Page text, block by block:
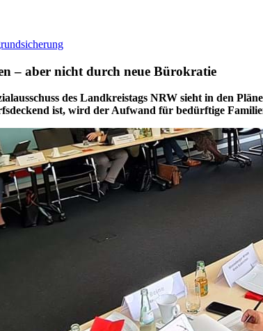
– aber nicht durch neue Bürokratie
des Landkreistags NRW sieht in den
ist, wird der Aufwand für bedürftige